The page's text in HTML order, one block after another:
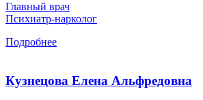
Главный врач
Психиатр-нарколог
Подробнее
Кузнецова Елена Альфредовна